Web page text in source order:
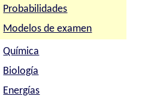
Probabilidades
Modelos de examen
Química
Biología
Energías